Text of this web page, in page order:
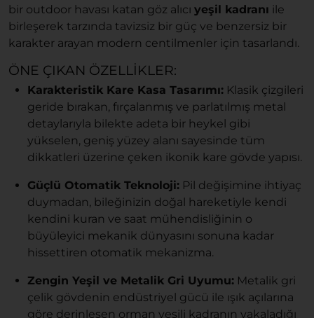
bir outdoor havası katan göz alıcı yeşil kadranı ile
birleşerek tarzında tavizsiz bir güç ve benzersiz bir
karakter arayan modern centilmenler için tasarlandı.
ÖNE ÇIKAN ÖZELLIKLER:
Karakteristik Kare Kasa Tasarımı: Klasik çizgileri
geride bırakan, fırçalanmış ve parlatılmış metal
detaylarıyla bilekte adeta bir heykel gibi
yükselen, geniş yüzey alanı sayesinde tüm
dikkatleri üzerine çeken ikonik kare gövde yapısı.
Güçlü Otomatik Teknoloji: Pil değişimine ihtiyaç
duymadan, bileğinizin doğal hareketiyle kendi
kendini kuran ve saat mühendisliğinin o
büyüleyici mekanik dünyasını sonuna kadar
hissettiren otomatik mekanizma.
Zengin Yeşil ve Metalik Gri Uyumu: Metalik gri
çelik gövdenin endüstriyel gücü ile ışık açılarına
göre derinleşen orman yeşili kadranın yakaladığı